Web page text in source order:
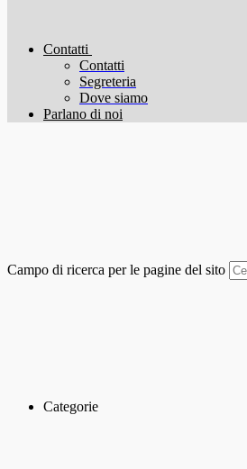
Contatti
Contatti
Segreteria
Dove siamo
Parlano di noi
Campo di ricerca per le pagine del sito
Categorie